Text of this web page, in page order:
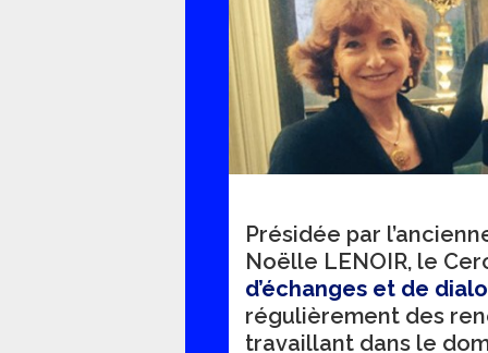
Présidée par
Noëlle LENOIR, le
d’échanges et de
régulièrement des
travaillant dans le